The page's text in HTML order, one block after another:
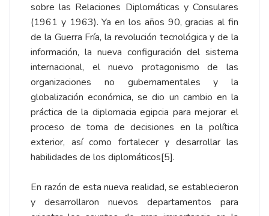
sobre las Relaciones Diplomáticas y Consulares
(1961 y 1963). Ya en los años 90, gracias al fin
de la Guerra Fría, la revolución tecnológica y de la
información, la nueva configuración del sistema
internacional, el nuevo protagonismo de las
organizaciones no gubernamentales y la
globalización económica, se dio un cambio en la
práctica de la diplomacia egipcia para mejorar el
proceso de toma de decisiones en la política
exterior, así como fortalecer y desarrollar las
habilidades de los diplomáticos[5].
En razón de esta nueva realidad, se establecieron
y desarrollaron nuevos departamentos para